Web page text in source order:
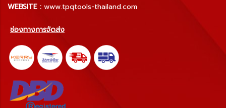
WEBSITE : www.tpqtools-thailand.com
ช่องทางการจัดส่ง